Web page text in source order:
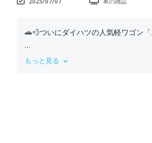
🚗💨ついにダイハツの人気軽ワゴン
2年ぶりの新型「ムーヴ」は、迫力
もっと見る